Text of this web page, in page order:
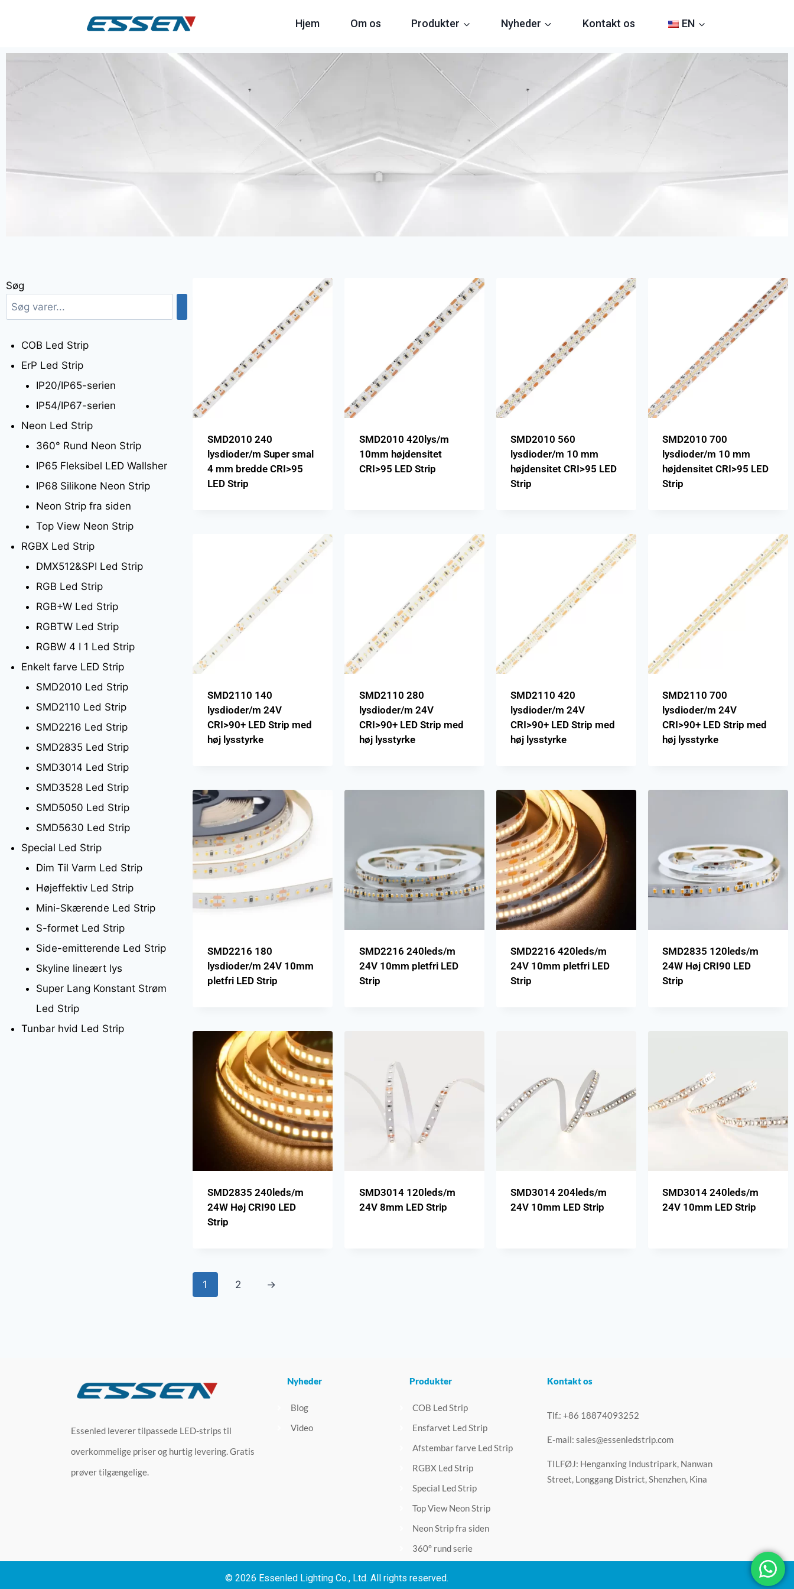
Hjem Om os Produkter Nyheder Kontakt os EN
Søg
COB Led Strip
ErP Led Strip
IP20/IP65-serien
IP54/IP67-serien
Neon Led Strip
360° Rund Neon Strip
IP65 Fleksibel LED Wallsher
IP68 Silikone Neon Strip
Neon Strip fra siden
Top View Neon Strip
RGBX Led Strip
DMX512&SPI Led Strip
RGB Led Strip
RGB+W Led Strip
RGBTW Led Strip
RGBW 4 I 1 Led Strip
Enkelt farve LED Strip
SMD2010 Led Strip
SMD2110 Led Strip
SMD2216 Led Strip
SMD2835 Led Strip
SMD3014 Led Strip
SMD3528 Led Strip
SMD5050 Led Strip
SMD5630 Led Strip
Special Led Strip
Dim Til Varm Led Strip
Højeffektiv Led Strip
Mini-Skærende Led Strip
S-formet Led Strip
Side-emitterende Led Strip
Skyline lineært lys
Super Lang Konstant Strøm
Led Strip
Tunbar hvid Led Strip
SMD2010 240
lysdioder/m Super smal
4 mm bredde CRI>95
LED Strip
SMD2010 420lys/m
10mm højdensitet
CRI>95 LED Strip
SMD2010 560
lysdioder/m 10 mm
højdensitet CRI>95 LED
Strip
SMD2010 700
lysdioder/m 10 mm
højdensitet CRI>95 LED
Strip
SMD2110 140
lysdioder/m 24V
CRI>90+ LED Strip med
høj lysstyrke
SMD2110 280
lysdioder/m 24V
CRI>90+ LED Strip med
høj lysstyrke
SMD2110 420
lysdioder/m 24V
CRI>90+ LED Strip med
høj lysstyrke
SMD2110 700
lysdioder/m 24V
CRI>90+ LED Strip med
høj lysstyrke
SMD2216 180
lysdioder/m 24V 10mm
pletfri LED Strip
SMD2216 240leds/m
24V 10mm pletfri LED
Strip
SMD2216 420leds/m
24V 10mm pletfri LED
Strip
SMD2835 120leds/m
24W Høj CRI90 LED
Strip
SMD2835 240leds/m
24W Høj CRI90 LED
Strip
SMD3014 120leds/m
24V 8mm LED Strip
SMD3014 204leds/m
24V 10mm LED Strip
SMD3014 240leds/m
24V 10mm LED Strip
1 2 →
Essenled leverer tilpassede LED-strips til
overkommelige priser og hurtig levering. Gratis
prøver tilgængelige.
Nyheder
Blog
Video
Produkter
COB Led Strip
Ensfarvet Led Strip
Afstembar farve Led Strip
RGBX Led Strip
Special Led Strip
Top View Neon Strip
Neon Strip fra siden
360° rund serie
Kontakt os
Tlf.: +86 18874093252
E-mail: sales@essenledstrip.com
TILFØJ: Henganxing Industripark, Nanwan
Street, Longgang District, Shenzhen, Kina
© 2026 Essenled Lighting Co., Ltd. All rights reserved.